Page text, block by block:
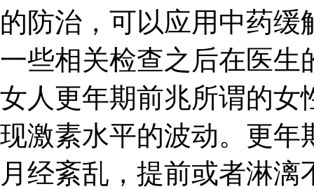
的防治，可以应用中药
一些相关检查之后在医生
女人更年期前兆所谓的女
现激素水平的波动。更年
月经紊乱，提前或者淋